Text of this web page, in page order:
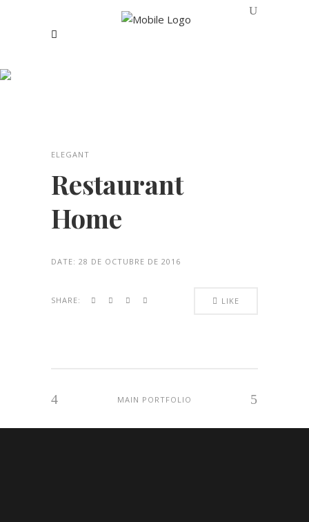
ELEGANT
Restaurant
Home
DATE: 28 DE OCTUBRE DE 2016
SHARE: LIKE
MAIN PORTFOLIO